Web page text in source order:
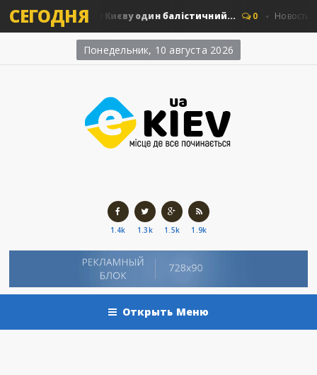
СЕГОДНЯ
скільки коштує Києву один балістичний... 0 Новости
Понедельник, 10 августа 2026
1.4k 1.3k 1.5k 1.9k
Открыть Меню